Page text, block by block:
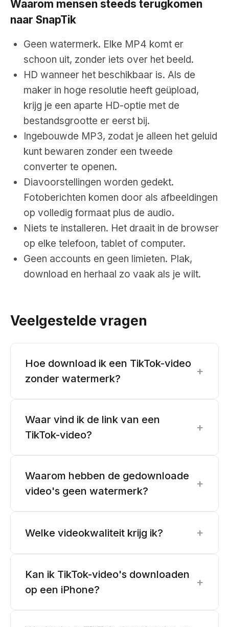
Waarom mensen steeds terugkomen
naar SnapTik
Geen watermerk. Elke MP4 komt er
schoon uit, zonder iets over het beeld.
HD wanneer het beschikbaar is. Als de
maker in hoge resolutie heeft geüpload,
krijg je een aparte HD-optie met de
bestandsgrootte er eerst bij.
Ingebouwde MP3, zodat je alleen het geluid
kunt bewaren zonder een tweede
converter te openen.
Diavoorstellingen worden gedekt.
Fotoberichten komen door als afbeeldingen
op volledig formaat plus de audio.
Niets te installeren. Het draait in de browser
op elke telefoon, tablet of computer.
Geen accounts en geen limieten. Plak,
download en herhaal zo vaak als je wilt.
Veelgestelde vragen
Hoe download ik een TikTok-video
zonder watermerk?
+
Waar vind ik de link van een
TikTok-video?
+
Waarom hebben de gedownloade
video's geen watermerk?
+
Welke videokwaliteit krijg ik? +
Kan ik TikTok-video's downloaden
op een iPhone?
+